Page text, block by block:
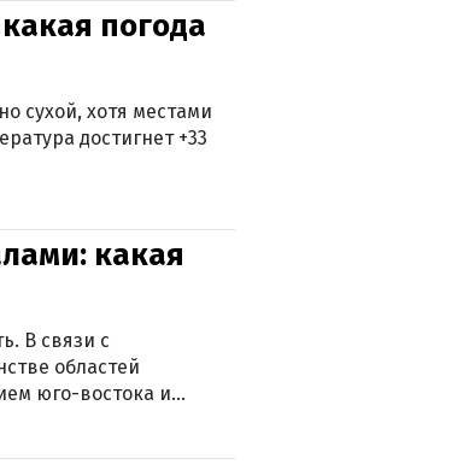
погода
сухой, хотя местами
достигнет +33
какая
В связи с
областей
юго-востока и